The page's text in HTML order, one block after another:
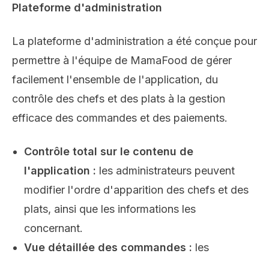
Plateforme d'administration
La plateforme d'administration a été conçue pour
permettre à l'équipe de MamaFood de gérer
facilement l'ensemble de l'application, du
contrôle des chefs et des plats à la gestion
efficace des commandes et des paiements.
Contrôle total sur le contenu de
l'application : les administrateurs peuvent
modifier l'ordre d'apparition des chefs et des
plats, ainsi que les informations les
concernant.
Vue détaillée des commandes : les